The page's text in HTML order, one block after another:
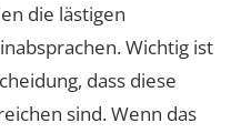
die lästigen
Wichtig ist
dass diese
sind. Wenn das